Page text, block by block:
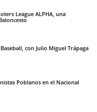
League ALPHA, una
con Julio Miguel Trápaga
Poblanos en el Nacional